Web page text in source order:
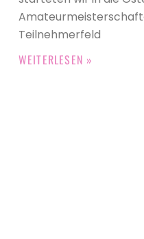
Teilnehmerfeld
WEITERLESEN »